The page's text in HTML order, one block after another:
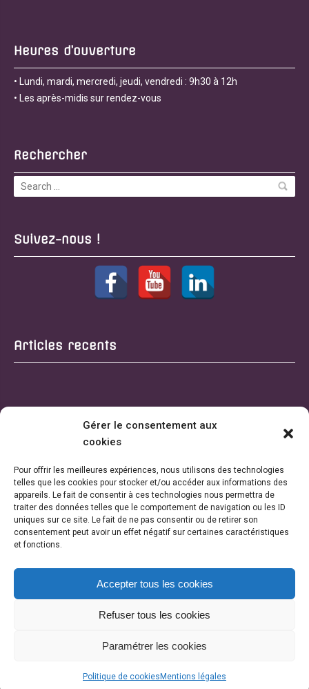
Gérer le consentement aux
cookies
Pour offrir les meilleures expériences, nous utilisons des technologies
telles que les cookies pour stocker et/ou accéder aux informations des
appareils. Le fait de consentir à ces technologies nous permettra de
traiter des données telles que le comportement de navigation ou les ID
uniques sur ce site. Le fait de ne pas consentir ou de retirer son
consentement peut avoir un effet négatif sur certaines caractéristiques
et fonctions.
Accepter tous les cookies
Refuser tous les cookies
Paramétrer les cookies
Politique de cookies Mentions légales
Heures d’ouverture
• Lundi, mardi, mercredi, jeudi, vendredi : 9h30 à 12h
• Les après-midis sur rendez-vous
Rechercher
Suivez-nous !
Articles recents
MENTIONS LEGALES STUDIO IMAGE
© 2021 Copyright - CC VBA. Tous droits réservés.